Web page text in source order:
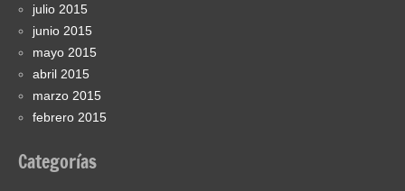
julio 2015
junio 2015
mayo 2015
abril 2015
marzo 2015
febrero 2015
Categorías